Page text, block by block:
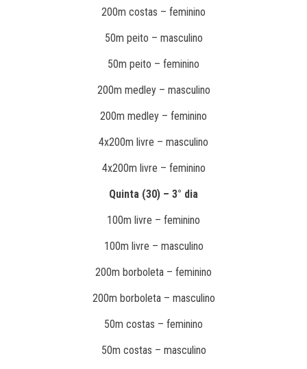
200m costas – feminino
50m peito – masculino
50m peito – feminino
200m medley – masculino
200m medley – feminino
4x200m livre – masculino
4x200m livre – feminino
Quinta (30) – 3° dia
100m livre – feminino
100m livre – masculino
200m borboleta – feminino
200m borboleta – masculino
50m costas – feminino
50m costas – masculino